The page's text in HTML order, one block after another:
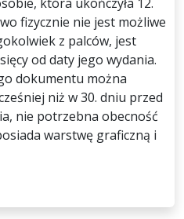
fizycznie nie jest możliwe
z palców, jest
od daty jego wydania.
dokumentu można
niż w 30. dniu przed
nie potrzebna obecność
warstwę graficzną i